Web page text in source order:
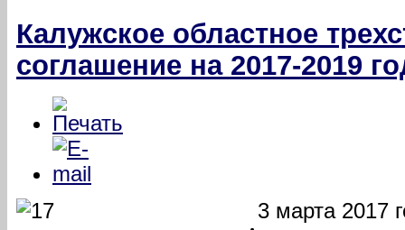
Калужское областное
соглашение на 2017-2019
3 марта 2017